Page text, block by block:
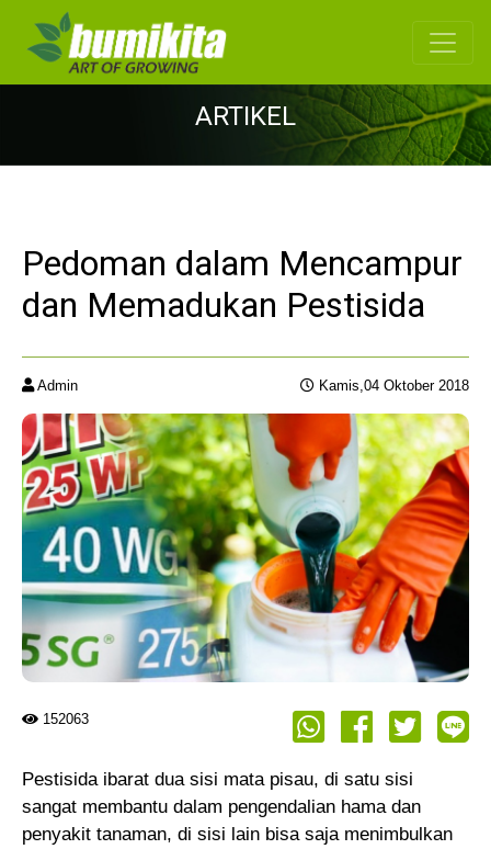
ARTIKEL
Pedoman dalam Mencampur
dan Memadukan Pestisida
Admin Kamis,04 Oktober 2018
152063
Pestisida ibarat dua sisi mata pisau, di satu sisi
sangat membantu dalam pengendalian hama dan
penyakit tanaman, di sisi lain bisa saja menimbulkan